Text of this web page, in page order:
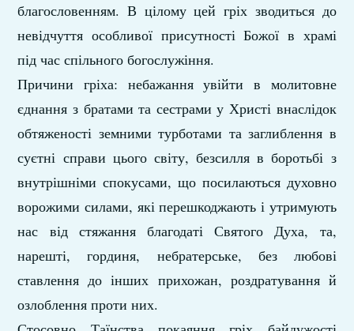
благословенням. В цілому цей гріх зводиться до
невідчуття особливої присутності Божої в храмі
під час спільного богослужіння.
Причини гріха: небажання увійти в молитовне
єднання з братами та сестрами у Христі внаслідок
обтяженості земними турботами та заглиблення в
суєтні справи цього світу, безсилля в боротьбі з
внутрішніми спокусами, що посилаються духовно
ворожими силами, які перешкоджають і утримують
нас від стяжання благодаті Святого Духа, та,
нарешті, гординя, небратерське, без любові
ставлення до інших прихожан, роздратування й
озлоблення проти них.